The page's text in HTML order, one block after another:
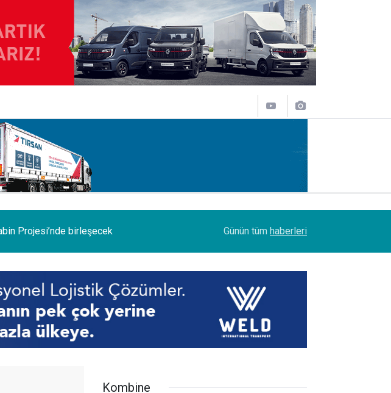
Her biri 120 tonluk 3 Boeing 777, kamyonlarla
Günün tüm haberleri
Kombine